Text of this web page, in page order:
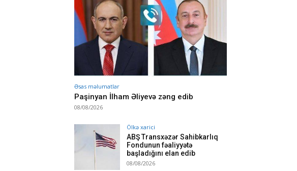
Əsas məlumatlar
Paşinyan İlham Əliyevə zəng edib
08/08/2026
Ölkə xarici
ABŞ Transxəzər Sahibkarlıq
Fondunun fəaliyyətə
başladığını elan edib
08/08/2026